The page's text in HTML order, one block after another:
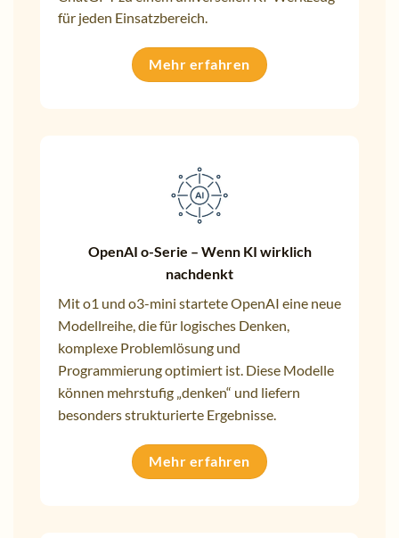
für jeden Einsatzbereich.
Mehr erfahren
OpenAI o-Serie – Wenn KI wirklich
nachdenkt
Mit o1 und o3-mini startete OpenAI eine neue
Modellreihe, die für logisches Denken,
komplexe Problemlösung und
Programmierung optimiert ist. Diese Modelle
können mehrstufig „denken“ und liefern
besonders strukturierte Ergebnisse.
Mehr erfahren